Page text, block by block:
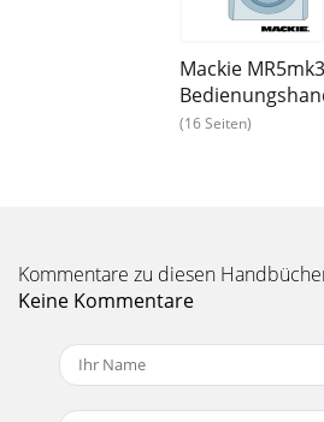
studio monitors expect a line-level
Seite 15 - Limited Warranty
8MR5mk3 / MR6mk3 /
9Owner’s ManualOwner’s
InformationNo Sound• Is the
front panel illuminated? If not, refer to
Mackie MR5mk3
(16 Seiten)
Kommentare zu diesen
Keine Kommentare